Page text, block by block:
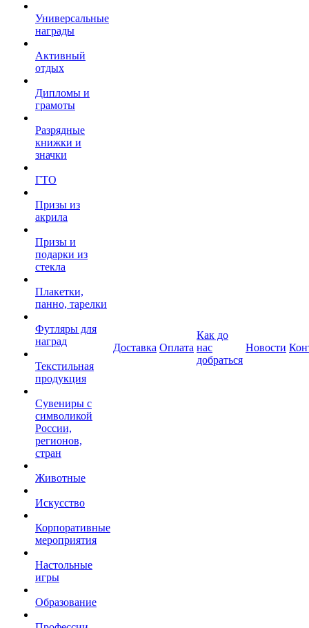
Универсальные
награды
Активный
отдых
Дипломы и
грамоты
Разрядные
книжки и
значки
ГТО
Призы из
акрила
Призы и
подарки из
стекла
Плакетки,
панно, тарелки
Футляры для
наград
Текстильная
продукция
Сувениры с
символикой
России,
регионов,
стран
Животные
Искусство
Корпоративные
мероприятия
Настольные
игры
Образование
Доставка Оплата
Как до
нас
добраться
Новости